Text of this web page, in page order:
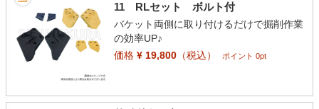
11 RLセット ボルト付
バケット両側に取り付けるだけで掘削作業
の効率UP♪
価格¥ 19,800（税込） ポイント 0pt